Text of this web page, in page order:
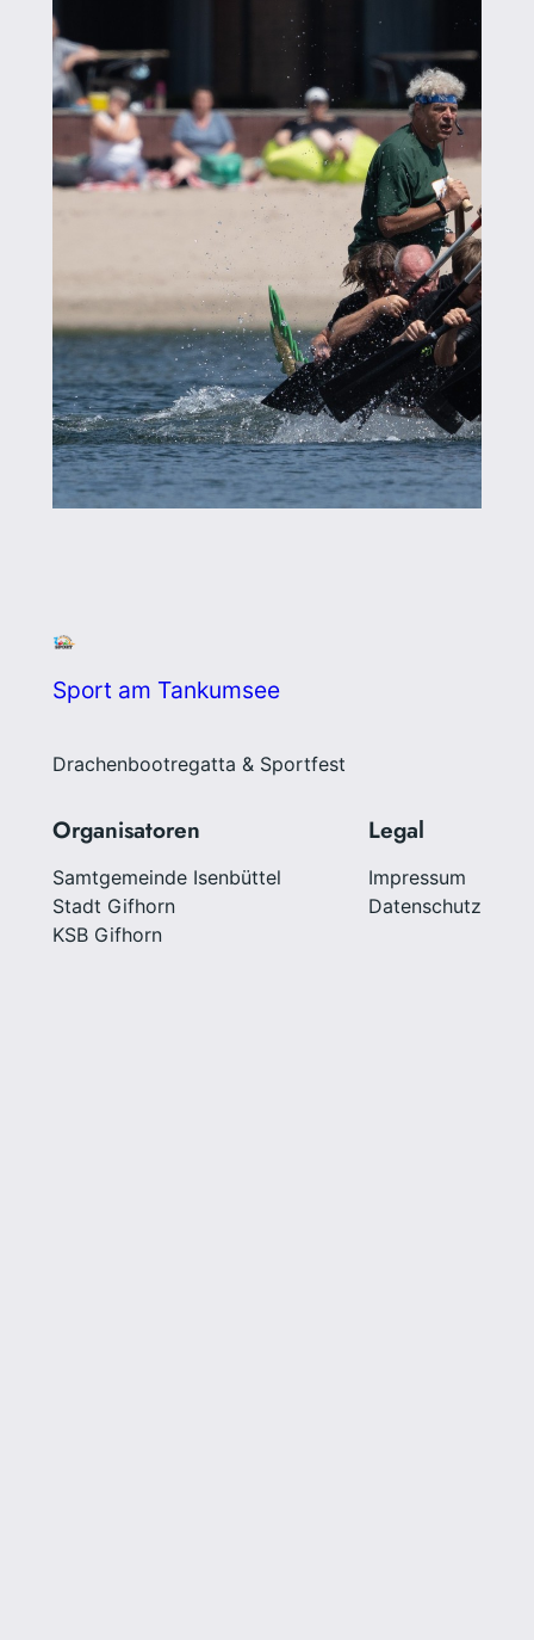
Sport am Tankumsee
Drachenbootregatta & Sportfest
Organisatoren
Samtgemeinde Isenbüttel
Stadt Gifhorn
KSB Gifhorn
Legal
Impressum
Datenschutz